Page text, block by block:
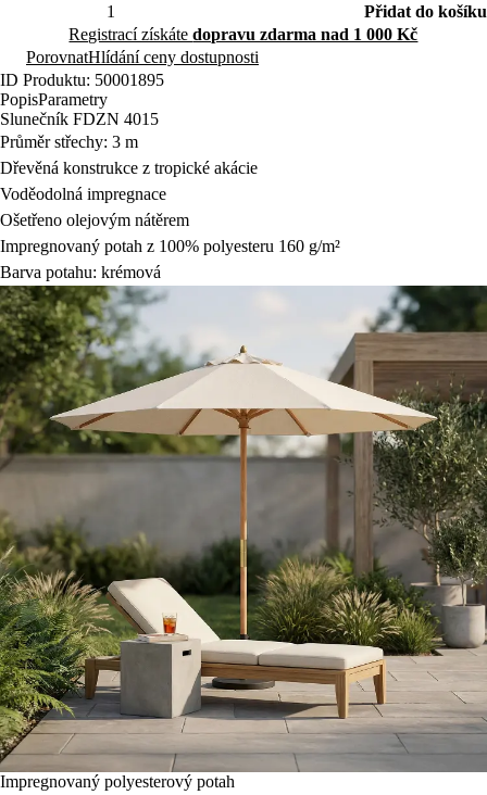
Přidat do košíku
Registrací získátedopravu zdarma nad 1 000 Kč
PorovnatHlídání ceny dostupnosti
ID Produktu: 50001895
PopisParametry
Slunečník FDZN 4015
Průměr střechy: 3 m
Dřevěná konstrukce z tropické akácie
Voděodolná impregnace
Ošetřeno olejovým nátěrem
Impregnovaný potah z 100% polyesteru 160 g/m²
Barva potahu: krémová
Impregnovaný polyesterový potah